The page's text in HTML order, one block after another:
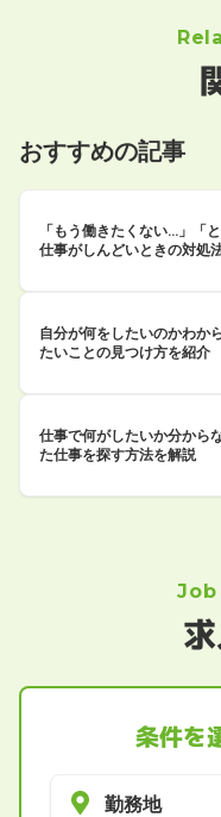
おすすめの記事
「もう働きたくない…」「
仕事がしんどいときの対処
自分が何をしたいのかわか
たいことの見つけ方を紹介
仕事で何がしたいか分から
た仕事を探す方法を解説
条件を
勤務地